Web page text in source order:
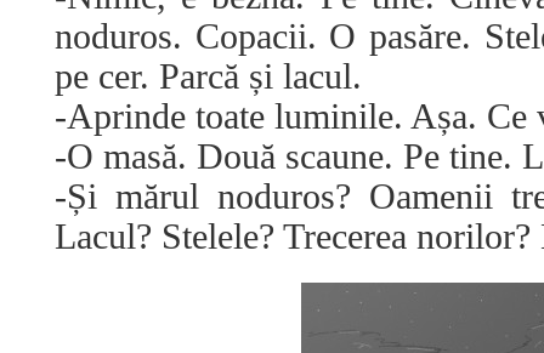
noduros. Copacii. O pasăre.
pe cer. Parcă și lacul.
-Aprinde toate luminile. Așa. Ce
-O masă. Două scaune. Pe tine.
-Și mărul noduros? Oamenii
Lacul? Stelele? Trecerea